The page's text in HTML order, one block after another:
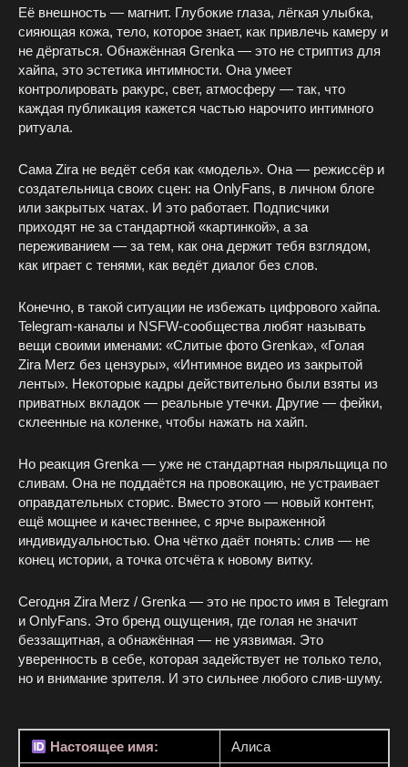
Её внешность — магнит. Глубокие глаза, лёгкая улыбка,
сияющая кожа, тело, которое знает, как привлечь камеру и
не дёргаться. Обнажённая Grenka — это не стриптиз для
хайпа, это эстетика интимности. Она умеет
контролировать ракурс, свет, атмосферу — так, что
каждая публикация кажется частью нарочито интимного
ритуала.
Сама Zira не ведёт себя как «модель». Она — режиссёр и
создательница своих сцен: на OnlyFans, в личном блоге
или закрытых чатах. И это работает. Подписчики
приходят не за стандартной «картинкой», а за
переживанием — за тем, как она держит тебя взглядом,
как играет с тенями, как ведёт диалог без слов.
Конечно, в такой ситуации не избежать цифрового хайпа.
Telegram-каналы и NSFW-сообщества любят называть
вещи своими именами: «Слитые фото Grenka», «Голая
Zira Merz без цензуры», «Интимное видео из закрытой
ленты». Некоторые кадры действительно были взяты из
приватных вкладок — реальные утечки. Другие — фейки,
склеенные на коленке, чтобы нажать на хайп.
Но реакция Grenka — уже не стандартная ныряльщица по
сливам. Она не поддаётся на провокацию, не устраивает
оправдательных сторис. Вместо этого — новый контент,
ещё мощнее и качественнее, с ярче выраженной
индивидуальностью. Она чётко даёт понять: слив — не
конец истории, а точка отсчёта к новому витку.
Сегодня Zira Merz / Grenka — это не просто имя в Telegram
и OnlyFans. Это бренд ощущения, где голая не значит
беззащитная, а обнажённая — не уязвимая. Это
уверенность в себе, которая задействует не только тело,
но и внимание зрителя. И это сильнее любого слив‑шуму.
Настоящее имя: Алиса